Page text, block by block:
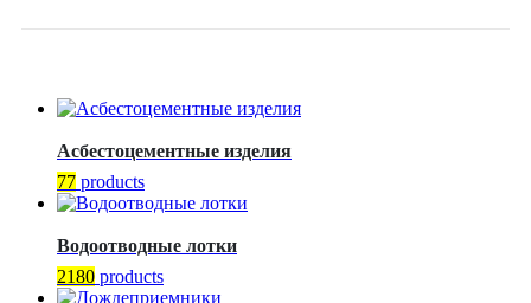
Асбестоцементные изделия
77 products
Водоотводные лотки
2180 products